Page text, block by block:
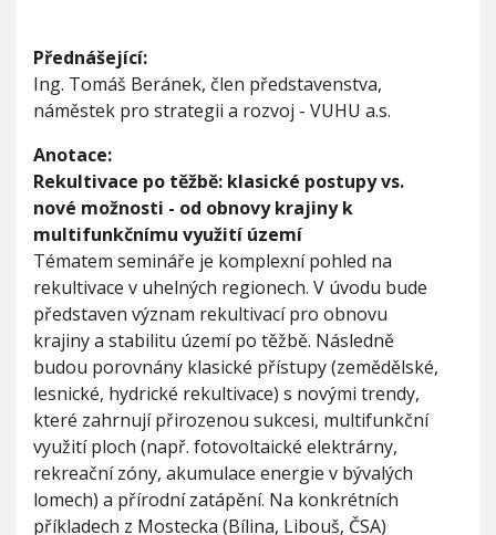
c
e
p
o
ě
ž
b
ě
:
k
l
a
s
i
c
k
é
p
o
s
t
u
Anotace:
Rekultivace po těžbě: klasické postupy vs.
nové možnosti - od obnovy krajiny k
multifunkčnímu využití území
Tématem semináře je komplexní pohled na
rekultivace v uhelných regionech. V úvodu bude
představen význam rekultivací pro obnovu
krajiny a stabilitu území po těžbě. Následně
budou porovnány klasické přístupy (zemědělské,
lesnické, hydrické rekultivace) s novými trendy,
které zahrnují přirozenou sukcesi, multifunkční
využití ploch (např. fotovoltaické elektrárny,
rekreační zóny, akumulace energie v bývalých
lomech) a přírodní zatápění. Na konkrétních
příkladech z Mostecka (Bílina, Libouš, ČSA)
Přednášející:
Ing. Tomáš Beránek, člen představenstva,
náměstek pro strategii a rozvoj - VUHU a.s.